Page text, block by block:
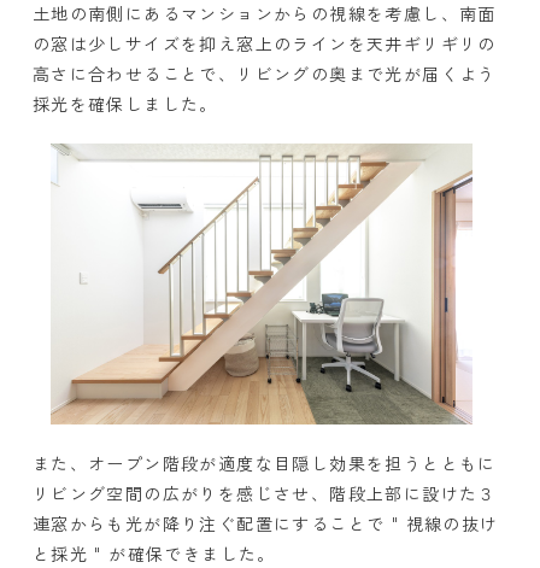
土地の南側にあるマンションからの視線を考慮し、南面
の窓は少しサイズを抑え窓上のラインを天井ギリギリの
高さに合わせることで、リビングの奥まで光が届くよう
採光を確保しました。
また、オープン階段が適度な目隠し効果を担うとともに
リビング空間の広がりを感じさせ、階段上部に設けた３
連窓からも光が降り注ぐ配置にすることで " 視線の抜け
と採光 " が確保できました。